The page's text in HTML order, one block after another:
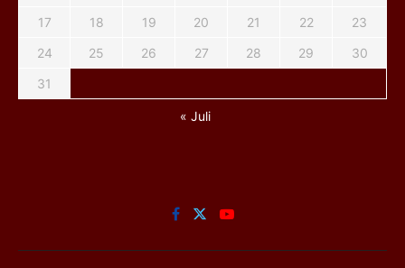
17
18 19 20 21 22
23
24
25 26 27 28 29
30
31
« Juli